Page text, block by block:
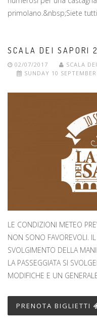
primolano.&nbsp;Siete
SCALA DEI SAPORI
02/07/2017 SCALA
SUNDAY 10
LE CONDIZIONI METEO
NON SONO FAVOREVOLI.
SVOLGIMENTO DELLA
LA PASSEGGIATA SI
MODIFICHE E UN
PRENOTA BIGLIETTI